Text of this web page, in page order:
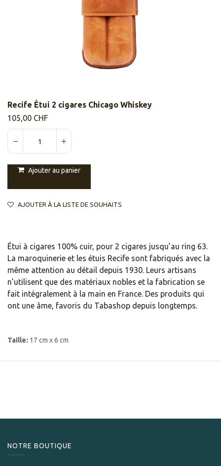
Recife Étui 2 cigares Chicago Whiskey
105,00 CHF
Ajouter au panier
AJOUTER À LA LISTE DE SOUHAITS
Étui à cigares 100% cuir, pour 2 cigares jusqu’au ring 63.
La maroquinerie et les étuis Recife sont fabriqués avec la
même attention au détail depuis 1930. Leurs artisans
n’utilisent que des matériaux nobles et la fabrication se
fait intégralement à la main en France. Des produits qui
ont une âme, favoris du Tabashop depuis longtemps.
Taille: 17 cm x 6 cm
NOTRE BOUTIQUE